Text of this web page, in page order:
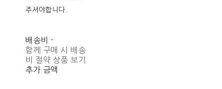
주셔야합니다.
배송비 -
함께 구매 시 배송
비 절약 상품 보기
추가 금액